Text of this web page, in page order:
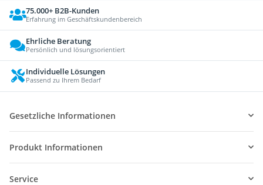
75.000+ B2B-Kunden
Erfahrung im Geschäftskundenbereich
Ehrliche Beratung
Persönlich und lösungsorientiert
Individuelle Lösungen
Passend zu Ihrem Bedarf
Gesetzliche Informationen
Produkt Informationen
Service